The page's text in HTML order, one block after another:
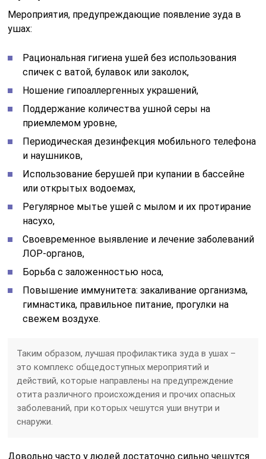
Мероприятия, предупреждающие появление зуда в
ушах:
Рациональная гигиена ушей без использования
спичек с ватой, булавок или заколок,
Ношение гипоаллергенных украшений,
Поддержание количества ушной серы на
приемлемом уровне,
Периодическая дезинфекция мобильного телефона
и наушников,
Использование берушей при купании в бассейне
или открытых водоемах,
Регулярное мытье ушей с мылом и их протирание
насухо,
Своевременное выявление и лечение заболеваний
ЛОР-органов,
Борьба с заложенностью носа,
Повышение иммунитета: закаливание организма,
гимнастика, правильное питание, прогулки на
свежем воздухе.
Таким образом, лучшая профилактика зуда в ушах –
это комплекс общедоступных мероприятий и
действий, которые направлены на предупреждение
отита различного происхождения и прочих опасных
заболеваний, при которых чешутся уши внутри и
снаружи.
Довольно часто у людей достаточно сильно чешутся